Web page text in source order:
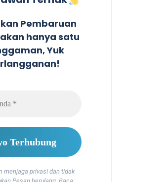
Pembaruan
hanya satu
Yuk
menjaga privasi dan tidak